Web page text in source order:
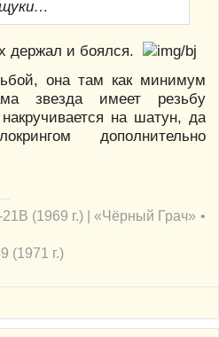
держал и боялся.
она там как минимум
звезда имеет резьбу
на шатун, да
дополнительно
(1969 г.) | «Чёрный Грач» •
(1971 г.)